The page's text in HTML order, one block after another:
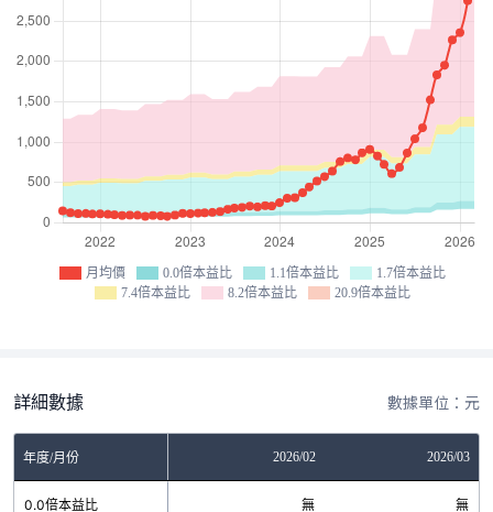
月均價 0.0倍本益比 1.1倍本益比
1.7倍本益比
7.4倍本益比
8.2倍本益比 20.9倍本益比
詳細數據 數據單位：元
年度/月份 2026/02 2026/03
0.0倍本益比 無 無